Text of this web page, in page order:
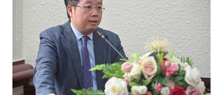
Thứ trưởng Bộ Thông tin và Truyền thông Nguyễn